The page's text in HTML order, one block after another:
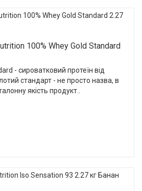
100% Whey Gold Standard
- сироватковий протеїн від
стандарт - не просто назва, в
якість продукт..